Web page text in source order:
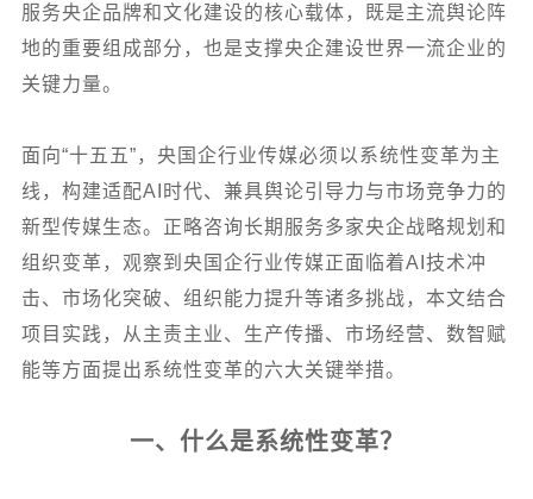
服务央企品牌和文化建设的核心载体，既是主流舆论阵
地的重要组成部分，也是支撑央企建设世界一流企业的
关键力量。
面向“十五五”，央国企行业传媒必须以系统性变革为主
线，构建适配AI时代、兼具舆论引导力与市场竞争力的
新型传媒生态。正略咨询长期服务多家央企战略规划和
组织变革，观察到央国企行业传媒正面临着AI技术冲
击、市场化突破、组织能力提升等诸多挑战，本文结合
项目实践，从主责主业、生产传播、市场经营、数智赋
能等方面提出系统性变革的六大关键举措。
一、什么是系统性变革？